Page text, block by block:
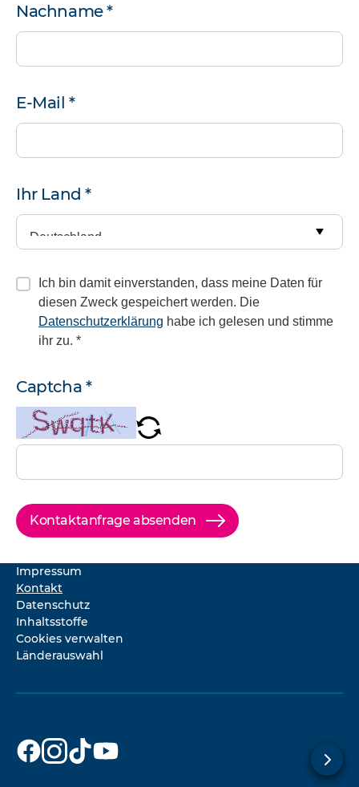
Nachname*
E-Mail*
Ihr Land*
Ich bin damit einverstanden, dass meine Daten für
diesen Zweck gespeichert werden. Die
Datenschutzerklärung habe ich gelesen und stimme
ihr zu. *
Captcha *
Kontaktanfrage absenden
Impressum
Kontakt
Datenschutz
Inhaltsstoffe
Cookies verwalten
Länderauswahl
Dr. Beckmann
auf
Dr. Beckmann
auf
Dr. Beckmann
auf